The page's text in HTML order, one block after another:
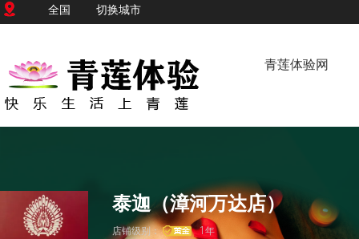
全国 切换城市
青莲体验网
泰迦（漳河万达店）
店铺级别： 1年